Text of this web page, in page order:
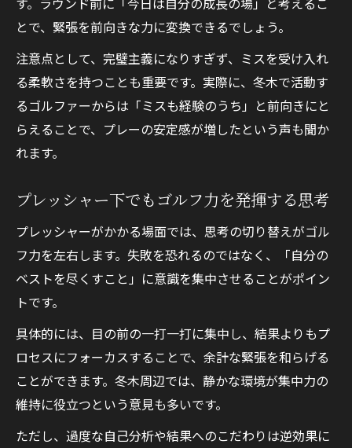
とで、緊張を前向きな力に変換できるでしょう。
注意点として、完璧主義になりすぎず、ミスを受け入れ
る柔軟さを持つことも重要です。実際に、冬木で活動す
るゴルファーからは「ミスも経験のうち」と前向きにと
らえることで、プレーの安定感が増したという声も聞か
れます。
プレッシャー下でもゴルフ力を発揮する思考
プレッシャーがかかる場面では、思考の切り替えがゴル
フ力を左右します。失敗を恐れるのではなく、「自分の
ベストを尽くすこと」に意識を集中させることがポイン
トです。
具体的には、目の前の一打一打に集中し、結果よりもプ
ロセスにフォーカスすることで、余計な緊張を和らげる
ことができます。冬木周辺では、静かな環境が集中力の
維持に役立つという意見も多いです。
ただし、過度な自己分析や結果へのこだわりは逆効果に